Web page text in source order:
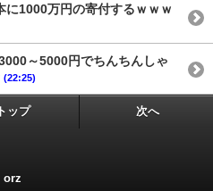
に1000万円の寄付するｗｗｗ
～5000円でちんちんしゃ
(22:25)
トップ 次へ
orz